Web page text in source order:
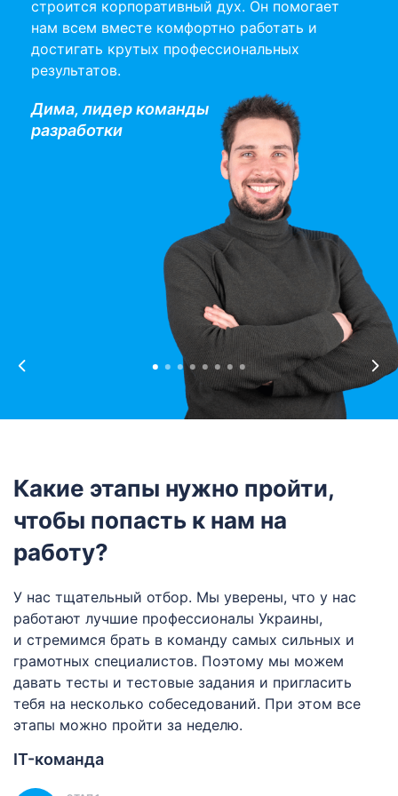
4 созвездия,
20+ менеджеров
4 созвездия,
20+ менеджеров
Плеяды
4 менеджера по работе с
Галилей
Психологиня
Модерация
Модераторы
строится корпоративный дух. Он помогает
нам всем вместе комфортно работать и
достигать крутых профессиональных
результатов.
Дима, лидер команды
разработки
Какие этапы нужно пройти,
чтобы попасть к нам на
работу?
У нас тщательный отбор. Мы уверены, что у нас
работают лучшие профессионалы Украины,
и стремимся брать в команду самых сильных и
грамотных специалистов. Поэтому мы можем
давать тесты и тестовые задания и пригласить
тебя на несколько собеседований. При этом все
этапы можно пройти за неделю.
IT-команда